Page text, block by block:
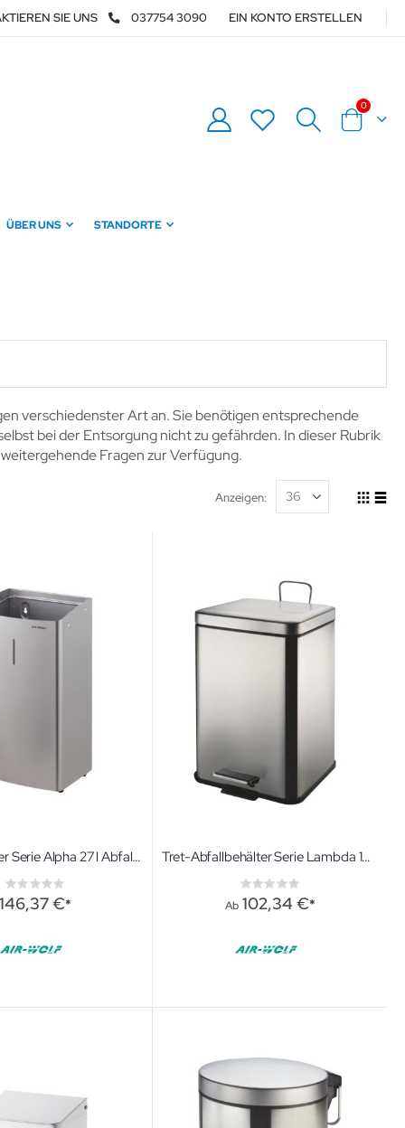
SIE UNS 037754 3090 EIN KONTO ERSTELLEN
Warenkorb
0Artikel
ÜBER UNS STANDORTE
verschiedenster Art an. Sie benötigen entsprechende
bei der Entsorgung nicht zu gefährden. In dieser Rubrik
Fragen zur Verfügung.
Anzeigen
Ansicht
Abfallbehälter Serie Alpha 27 l Abfallbehälter
Rating:
0%
146,37 €
Tret-Abfallbehälter Serie Lambda 14 l In verschiedenen Farben
Rating:
0%
Ab 102,34 €